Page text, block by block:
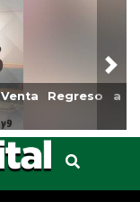
a
Reabrirá